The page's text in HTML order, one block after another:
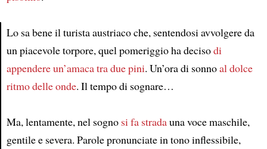
Article
Lo sa bene il turista austriaco che, sentendosi avvolgere da
un piacevole torpore, quel pomeriggio ha decisodi
appendere un’amaca tra due pini. Un’ora di sonnoal dolce
ritmo delle onde. Il tempo di sognare…
Ma, lentamente, nel sogno si fa stradauna voce maschile,
gentile e severa. Parole pronunciate in tono inflessibile,